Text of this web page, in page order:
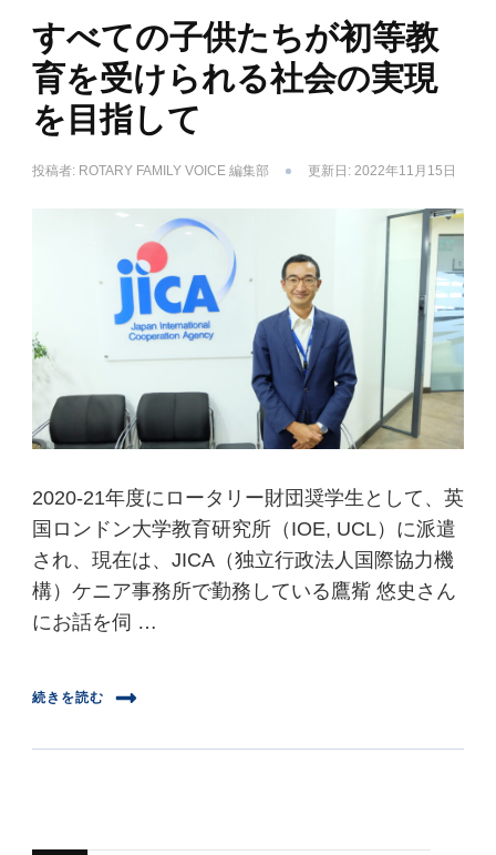
すべての子供たちが初等教
育を受けられる社会の実現
を目指して
投稿者: ROTARY FAMILY VOICE 編集部 更新日: 2022年11月15日
2020-21年度にロータリー財団奨学生として、英
国ロンドン大学教育研究所（IOE, UCL）に派遣
され、現在は、JICA（独立行政法人国際協力機
構）ケニア事務所で勤務している鷹觜 悠史さん
にお話を伺 …
続きを読む